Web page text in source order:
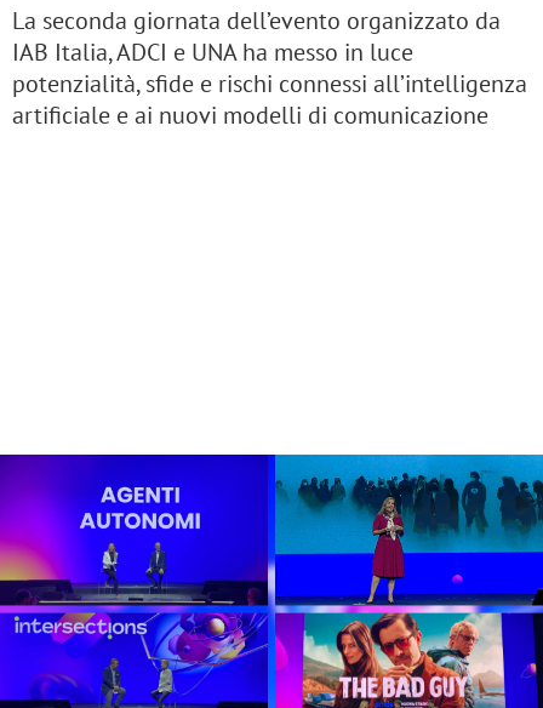
La seconda giornata dell’evento organizzato da
IAB Italia, ADCI e UNA ha messo in luce
potenzialità, sfide e rischi connessi all’intelligenza
artificiale e ai nuovi modelli di comunicazione